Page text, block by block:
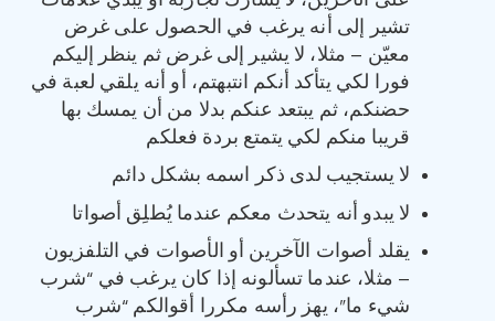
تشير إلى أنه يرغب في الحصول على غرض
معيّن – مثلا، لا يشير إلى غرض ثم ينظر إليكم
فورا لكي يتأكد أنكم انتبهتم، أو أنه يلقي لعبة في
حضنكم، ثم يبتعد عنكم بدلا من أن يمسك بها
قريبا منكم لكي يتمتع بردة فعلكم
لا يستجيب لدى ذكر اسمه بشكل دائم
لا يبدو أنه يتحدث معكم عندما يُطلِق أصواتا
يقلد أصوات الآخرين أو الأصوات في التلفزيون
– مثلا، عندما تسألونه إذا كان يرغب في “شرب
شيء ما”، يهز رأسه مكررا أقوالكم “شرب